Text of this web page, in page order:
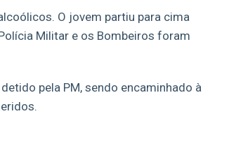
O jovem partiu para cima
Militar e os Bombeiros foram
pela PM, sendo encaminhado à